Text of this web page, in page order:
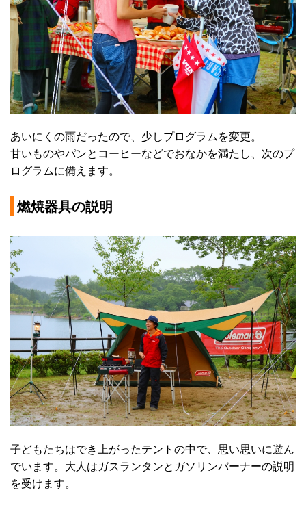
あいにくの雨だったので、少しプログラムを変更。
甘いものやパンとコーヒーなどでおなかを満たし、次のプ
ログラムに備えます。
燃焼器具の説明
子どもたちはでき上がったテントの中で、思い思いに遊ん
でいます。大人はガスランタンとガソリンバーナーの説明
を受けます。